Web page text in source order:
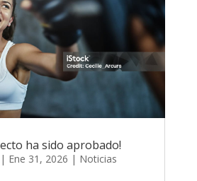
ha sido aprobado!
Ene 31, 2026 | Noticias